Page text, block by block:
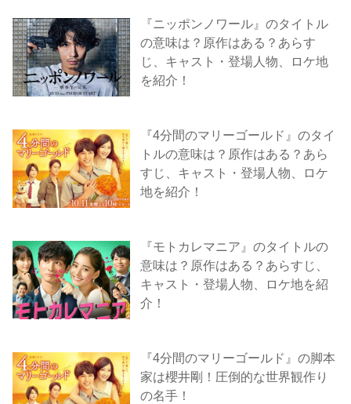
『ニッポンノワール』のタイトル
の意味は？原作はある？あらす
じ、キャスト・登場人物、ロケ地
を紹介！
『4分間のマリーゴールド』のタイ
トルの意味は？原作はある？あら
すじ、キャスト・登場人物、ロケ
地を紹介！
『モトカレマニア』のタイトルの
意味は？原作はある？あらすじ、
キャスト・登場人物、ロケ地を紹
介！
『4分間のマリーゴールド』の脚本
家は櫻井剛！圧倒的な世界観作り
の名手！